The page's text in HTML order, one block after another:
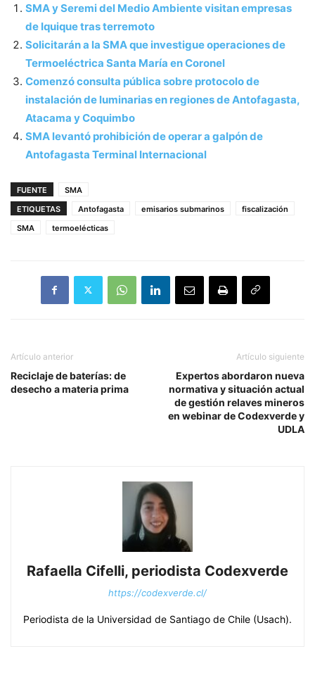
SMA y Seremi del Medio Ambiente visitan empresas
de Iquique tras terremoto
Solicitarán a la SMA que investigue operaciones de
Termoeléctrica Santa María en Coronel
Comenzó consulta pública sobre protocolo de
instalación de luminarias en regiones de Antofagasta,
Atacama y Coquimbo
SMA levantó prohibición de operar a galpón de
Antofagasta Terminal Internacional
FUENTE
SMA
ETIQUETAS
Antofagasta emisarios submarinos
fiscalización
SMA
termoelécticas
Artículo anterior
Reciclaje de baterías: de
desecho a materia prima
Artículo siguiente
Expertos abordaron nueva
normativa y situación actual
de gestión relaves mineros
en webinar de Codexverde y
UDLA
Rafaella Cifelli, periodista Codexverde
https://codexverde.cl/
Periodista de la Universidad de Santiago de Chile (Usach).